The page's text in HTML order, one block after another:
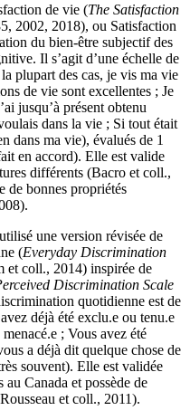
de vie (The Satisfaction
2002, 2018), ou Satisfaction
du bien-être subjectif des
Il s’agit d’une échelle de
plupart des cas, je vis ma vie
de vie sont excellentes ; Je
jusqu’à présent obtenu
dans la vie ; Si tout était
dans ma vie), évalués de 1
en accord). Elle est valide
différents (Bacro et coll.,
de bonnes propriétés
une version révisée de
(Everyday Discrimination
et coll., 2014) inspirée de
Discrimination Scale
quotidienne est de
déjà été exclu.e ou tenu.e
; Vous avez été
a déjà dit quelque chose de
souvent). Elle est validée
Canada et possède de
et coll., 2011).